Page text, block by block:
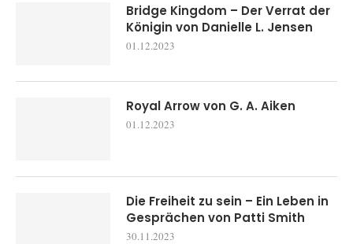
Bridge Kingdom – Der Verrat der
Königin von Danielle L. Jensen
01.12.2023
Royal Arrow von G. A. Aiken
01.12.2023
Die Freiheit zu sein – Ein Leben in
Gesprächen von Patti Smith
30.11.2023